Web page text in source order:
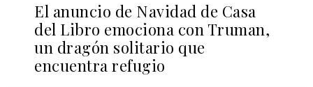
El anuncio de Navidad de Casa
del Libro emociona con Truman,
un dragón solitario que
encuentra refugio